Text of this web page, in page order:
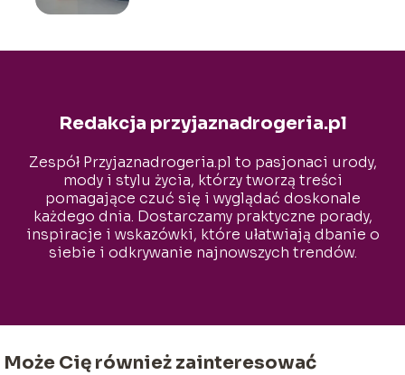
Redakcja przyjaznadrogeria.pl
Zespół Przyjaznadrogeria.pl to pasjonaci urody,
mody i stylu życia, którzy tworzą treści
pomagające czuć się i wyglądać doskonale
każdego dnia. Dostarczamy praktyczne porady,
inspiracje i wskazówki, które ułatwiają dbanie o
siebie i odkrywanie najnowszych trendów.
Może Cię również zainteresować